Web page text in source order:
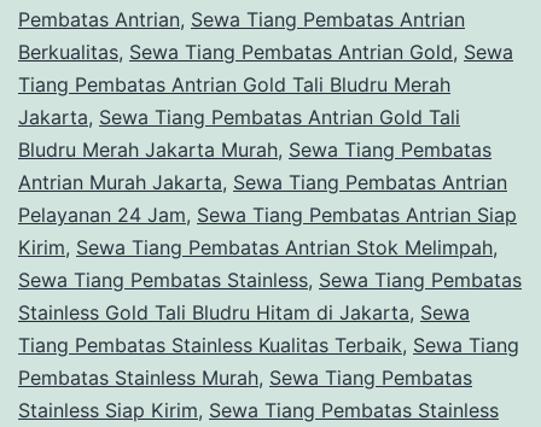
Pembatas Antrian, Sewa Tiang Pembatas Antrian
Berkualitas, Sewa Tiang Pembatas Antrian Gold, Sewa
Tiang Pembatas Antrian Gold Tali Bludru Merah
Jakarta, Sewa Tiang Pembatas Antrian Gold Tali
Bludru Merah Jakarta Murah, Sewa Tiang Pembatas
Antrian Murah Jakarta, Sewa Tiang Pembatas Antrian
Pelayanan 24 Jam, Sewa Tiang Pembatas Antrian Siap
Kirim, Sewa Tiang Pembatas Antrian Stok Melimpah,
Sewa Tiang Pembatas Stainless, Sewa Tiang Pembatas
Stainless Gold Tali Bludru Hitam di Jakarta, Sewa
Tiang Pembatas Stainless Kualitas Terbaik, Sewa Tiang
Pembatas Stainless Murah, Sewa Tiang Pembatas
Stainless Siap Kirim, Sewa Tiang Pembatas Stainless